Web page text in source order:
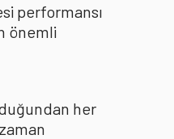
performansı
önemli
her